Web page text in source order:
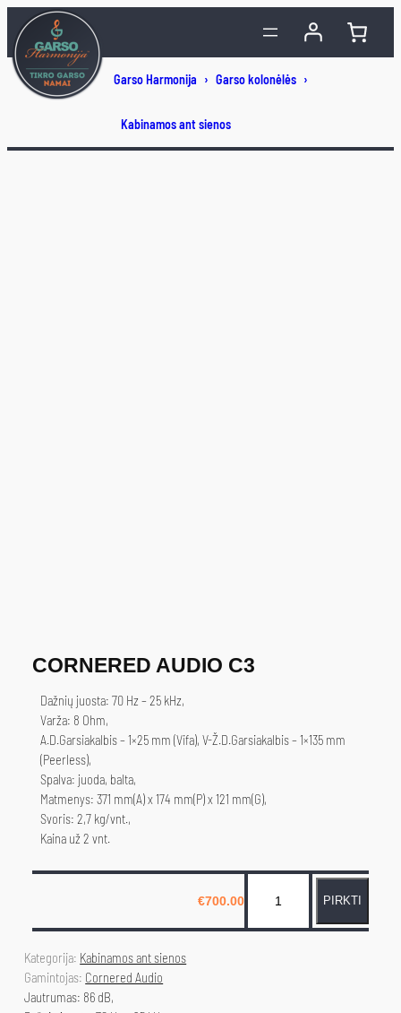
prie
turinio
CORNERED AUDIO C3
Dažnių juosta: 70 Hz – 25 kHz,
Varža: 8 Ohm,
A.D.Garsiakalbis – 1×25 mm (Vifa), V-Ž.D.Garsiakalbis – 1×135 mm
(Peerless),
Spalva: juoda, balta,
Matmenys: 371 mm(A) x 174 mm(P) x 121 mm(G),
Svoris: 2,7 kg/vnt.,
Kaina už 2 vnt.
€700.00r
o
PIRKTI
Kategorija: Kabinamos ant sienos
Gamintojas: Cornered Audio
Jautrumas: 86 dB,